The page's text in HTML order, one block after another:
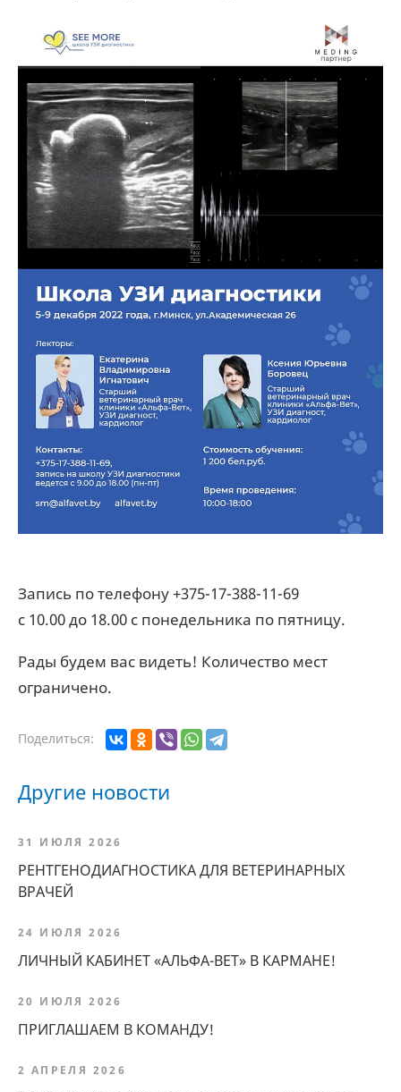
Запись по телефону +375-17-388-11-69
с 10.00до 18.00 с понедельника по пятницу.
Рады будем вас видеть! Количество мест
ограничено.
Поделиться:
Другие новости
31 ИЮЛЯ 2026
РЕНТГЕНОДИАГНОСТИКА ДЛЯ ВЕТЕРИНАРНЫХ
ВРАЧЕЙ
24 ИЮЛЯ 2026
ЛИЧНЫЙ КАБИНЕТ «АЛЬФА-ВЕТ» В КАРМАНЕ!
20 ИЮЛЯ 2026
ПРИГЛАШАЕМ В КОМАНДУ!
2 АПРЕЛЯ 2026